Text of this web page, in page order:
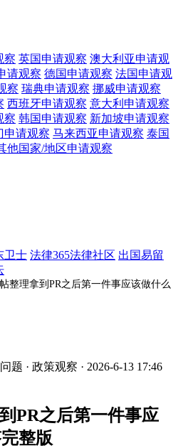
察 英国申请观察 澳大利亚申请观
请观察 德国申请观察 法国申请观
察 瑞典申请观察 挪威申请观察
西班牙申请观察 意大利 申请观察
察 韩国申请观察 新加坡申请观察
申请观察 马来西亚申请观察 泰国
他国家/地区申请观察
卫士 法律365法律社区 出国易留
整理拿到PR之后第一件事应该做什么
题 · 政策观察 · 2026-6-13 17:46
PR之后第一件事应
整版